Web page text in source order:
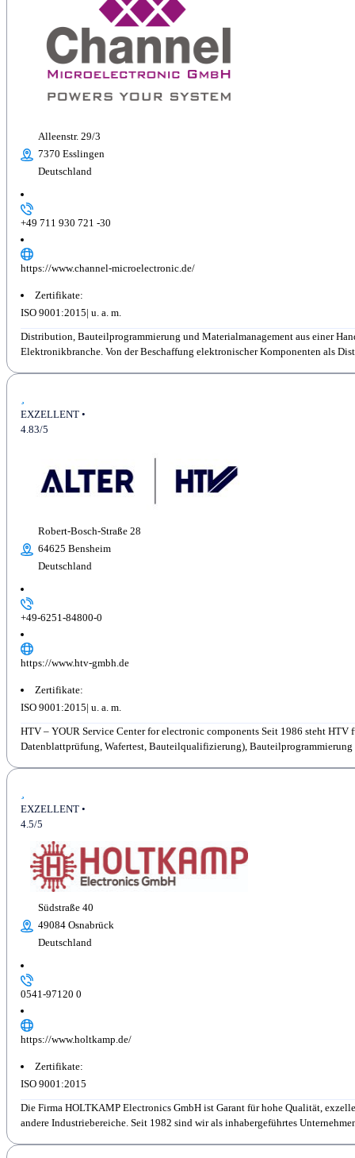
Alleenstr. 29/3
7370 Esslingen
Deutschland
+49 711 930 721 -30
https://www.channel-microelectronic.de/
Zertifikate:
ISO 9001:2015
Distribution, Bauteilprogrammierung und Materialmanagement aus einer
Elektronikbranche. Von der Beschaffung elektronischer Komponenten als
Robert-Bosch-Straße 28
64625 Bensheim
Deutschland
+49-6251-84800-0
https://www.htv-gmbh.de
Zertifikate:
ISO 9001:2015
HTV – YOUR Service Center for electronic components Seit 1986 steht
Datenblattprüfung, Wafertest, Bauteilqualifizierung),
EXZELLENT •
4.83/5
Südstraße 40
49084 Osnabrück
Deutschland
0541-97120 0
https://www.holtkamp.de/
Zertifikate:
ISO 9001:2015
Die Firma HOLTKAMP Electronics GmbH ist Garant für hohe Qualität,
andere Industriebereiche. Seit 1982 sind wir als inhabergeführtes
EXZELLENT •
4.5/5